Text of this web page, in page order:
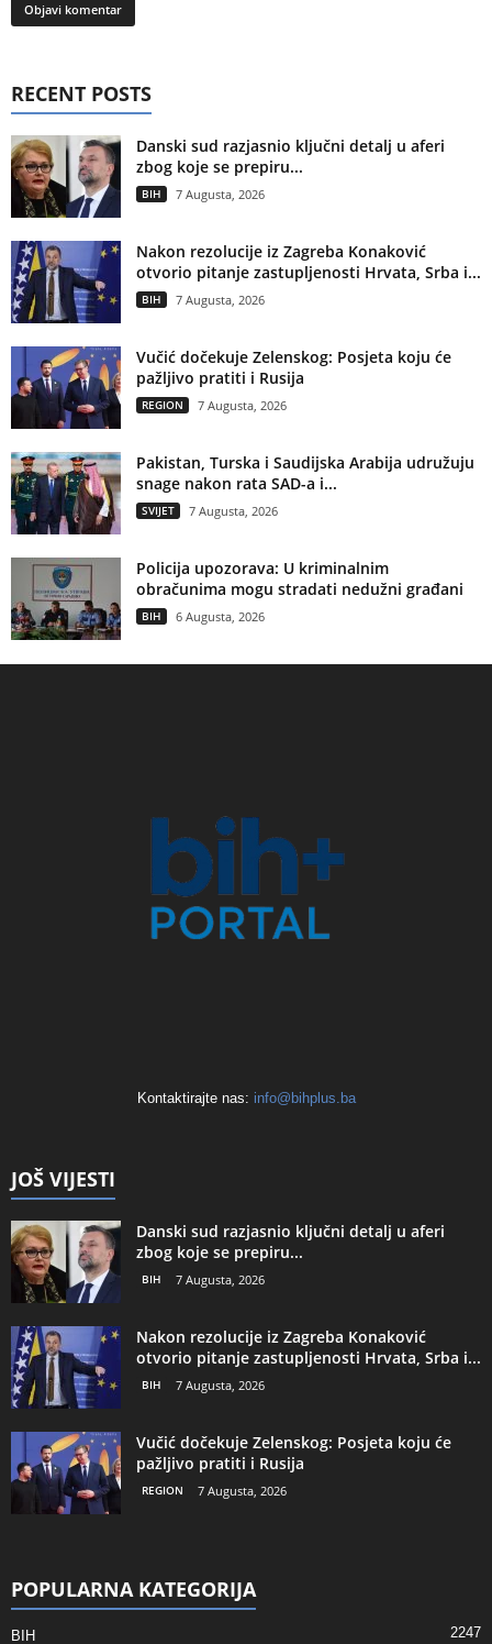
RECENT POSTS
Danski sud razjasnio ključni detalj u aferi
zbog koje se prepiru...
BIH 7 Augusta, 2026
Nakon rezolucije iz Zagreba Konaković
otvorio pitanje zastupljenosti Hrvata, Srba i...
BIH 7 Augusta, 2026
Vučić dočekuje Zelenskog: Posjeta koju će
pažljivo pratiti i Rusija
REGION 7 Augusta, 2026
Pakistan, Turska i Saudijska Arabija udružuju
snage nakon rata SAD-a i...
SVIJET 7 Augusta, 2026
Policija upozorava: U kriminalnim
obračunima mogu stradati nedužni građani
BIH 6 Augusta, 2026
Kontaktirajte nas: info@bihplus.ba
JOŠ VIJESTI
Danski sud razjasnio ključni detalj u aferi
zbog koje se prepiru...
BIH 7 Augusta, 2026
Nakon rezolucije iz Zagreba Konaković
otvorio pitanje zastupljenosti Hrvata, Srba i...
BIH 7 Augusta, 2026
Vučić dočekuje Zelenskog: Posjeta koju će
pažljivo pratiti i Rusija
REGION 7 Augusta, 2026
POPULARNA KATEGORIJA
BIH 2247